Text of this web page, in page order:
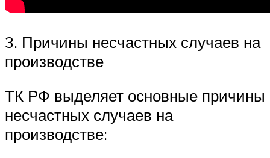
3. Причины несчастных случаев на
производстве
ТК РФ выделяет основные причины
несчастных случаев на
производстве: